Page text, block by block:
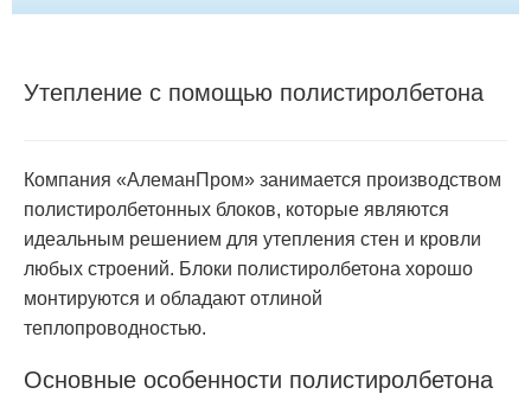
Утепление с помощью полистиролбетона
Компания «АлеманПром» занимается производством
полистиролбетонных блоков, которые являются
идеальным решением для утепления стен и кровли
любых строений. Блоки полистиролбетона хорошо
монтируются и обладают отлиной
теплопроводностью.
Основные особенности полистиролбетона